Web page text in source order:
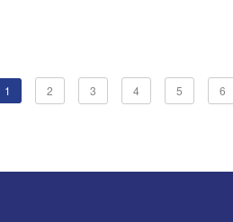
1 2 3 4 5 6